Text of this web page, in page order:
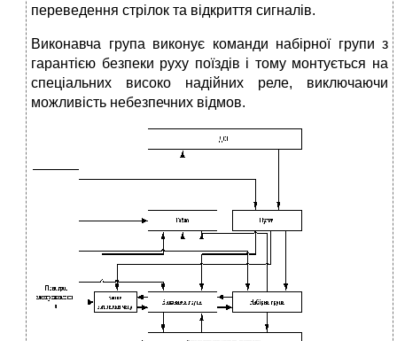
переведення стрілок та відкриття сигналів.
Виконавча група виконує команди набірної групи з
гарантією безпеки руху поїздів і тому монтується на
спеціальних високо надійних реле, виключаючи
можливість небезпечних відмов.